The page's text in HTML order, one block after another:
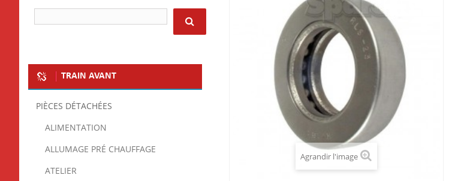
TRAIN AVANT
PIÈCES DÉTACHÉES
ALIMENTATION
ALLUMAGE PRÉ CHAUFFAGE
ATELIER
Agrandir l'image